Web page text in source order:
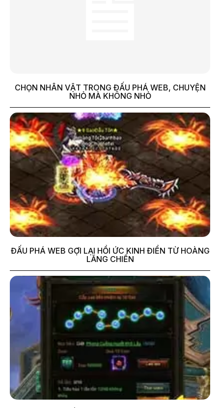
CHỌN NHÂN VẬT TRONG ĐẤU PHÁ WEB, CHUYỆN
NHỎ MÀ KHÔNG NHỎ
ĐẤU PHÁ WEB GỢI LẠI HỒI ỨC KINH ĐIỂN TỪ HOÀNG
LĂNG CHIẾN